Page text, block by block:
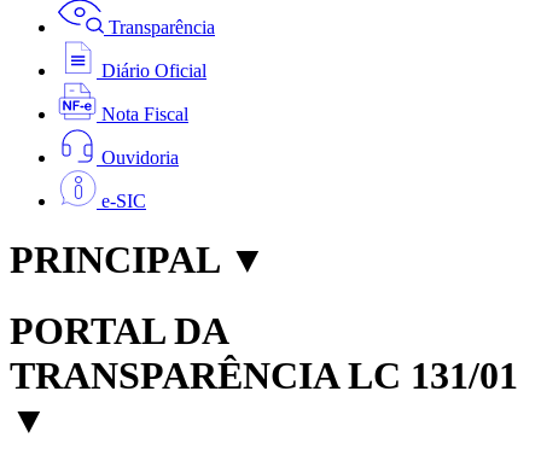
Transparência
Diário Oficial
Nota Fiscal
Ouvidoria
e-SIC
PRINCIPAL ▼
PORTAL DA
TRANSPARÊNCIA LC 131/01
▼